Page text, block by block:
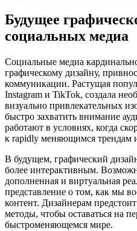
Будущее
социальных медиа
Социальные медиа
графическому дизайну,
коммуникации. Растущая
Instagram и TikTok, создала
визуально привлекательных
быстро захватить внимание
работают в условиях, когда
к rapidly меняющимся трендам
В будущем, графический
более интерактивным.
дополненная и виртуальная
представление о том, как мы
контент. Дизайнерам
методы, чтобы оставаться на
быстроменяющемся мире.